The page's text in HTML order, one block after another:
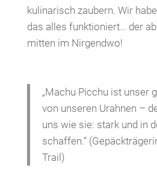
kulinarisch zaubern. Wir
das alles funktioniert… der
mitten im Nirgendwo!
„Machu Picchu ist unser
von unseren Urahnen –
uns wie sie: stark und in
schaffen.“
Trail)